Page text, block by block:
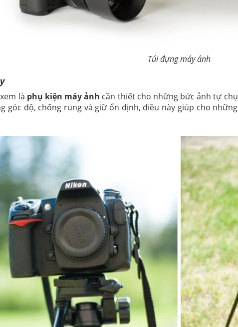
Túi đựng máy ảnh
là phụ kiện máy ảnh cần thiết cho những bức ảnh tự
góc độ, chống rung và giữ ổn định, điều này giúp cho